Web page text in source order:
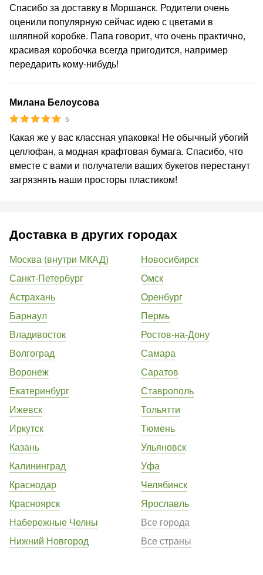
Спасибо за доставку в Моршанск. Родители очень
оценили популярную сейчас идею с цветами в
шляпной коробке. Папа говорит, что очень практично,
красивая коробочка всегда пригодится, например
передарить кому-нибудь!
Милана Белоусова
5
Какая же у вас классная упаковка! Не обычный убогий
целлофан, а модная крафтовая бумага. Спасибо, что
вместе с вами и получатели ваших букетов перестанут
загрязнять наши просторы пластиком!
Доставка в других городах
Москва (внутри МКАД)
Санкт-Петербург
Астрахань
Барнаул
Владивосток
Волгоград
Воронеж
Екатеринбург
Ижевск
Иркутск
Казань
Калининград
Краснодар
Красноярск
Набережные Челны
Нижний Новгород
Новосибирск
Омск
Оренбург
Пермь
Ростов-на-Дону
Самара
Саратов
Ставрополь
Тольятти
Тюмень
Ульяновск
Уфа
Челябинск
Ярославль
Все города
Все страны